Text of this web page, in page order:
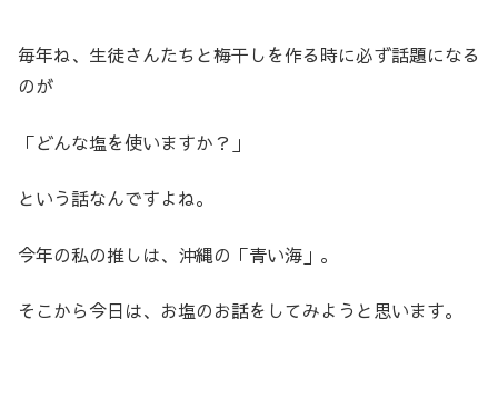
毎年ね、生徒さんたちと梅干しを作る時に必ず話題になる
のが
「どんな塩を使いますか？」
という話なんですよね。
今年の私の推しは、沖縄の「青い海」。
そこから今日は、お塩のお話をしてみようと思います。